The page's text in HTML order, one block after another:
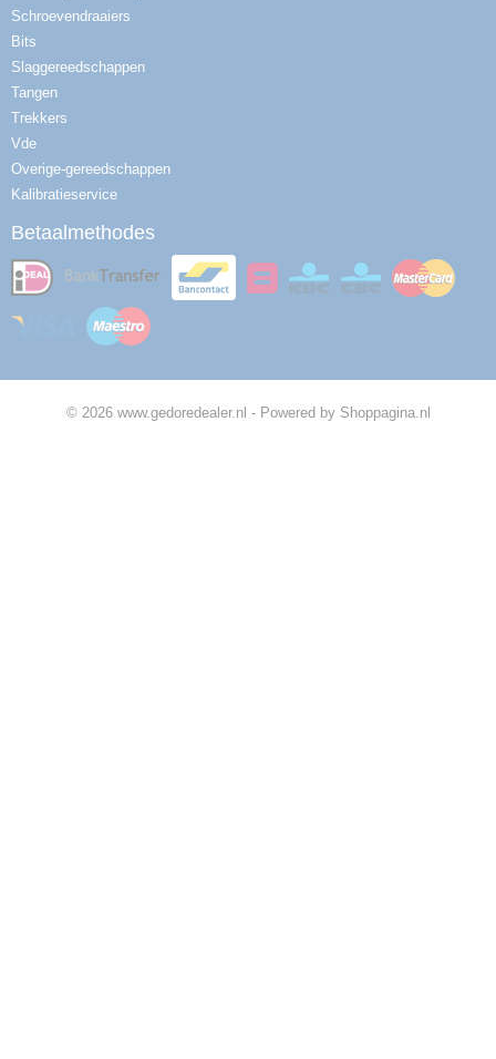
Schroevendraaiers
Bits
Slaggereedschappen
Tangen
Trekkers
Vde
Overige-gereedschappen
Kalibratieservice
Betaalmethodes
© 2026 www.gedoredealer.nl - Powered by Shoppagina.nl